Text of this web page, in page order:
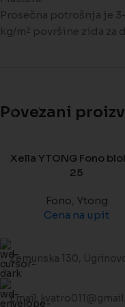
Prosečna potrošnja je
kg/m2 površine zida za
Povezani
Xella YTONG Fono
25
Fono Ytong
Cena na upit
Zemunska 130,
Email: